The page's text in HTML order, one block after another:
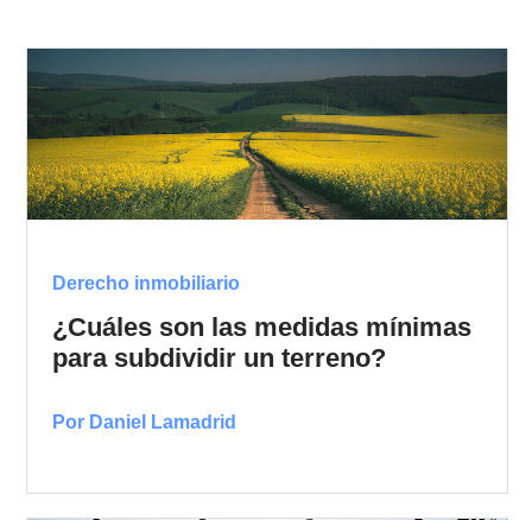
Derecho inmobiliario
¿Cuáles son las medidas mínimas
para subdividir un terreno?
Por Daniel Lamadrid